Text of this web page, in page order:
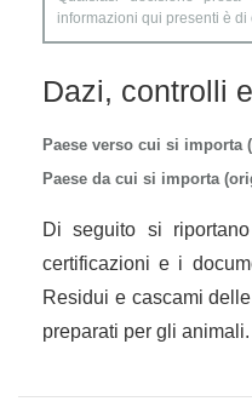
informazioni qui presenti è
Dazi, controlli
Paese verso cui si importa
Paese da cui si importa
Di seguito si
certificazioni e i
Residui e cascami
preparati per gli animali.